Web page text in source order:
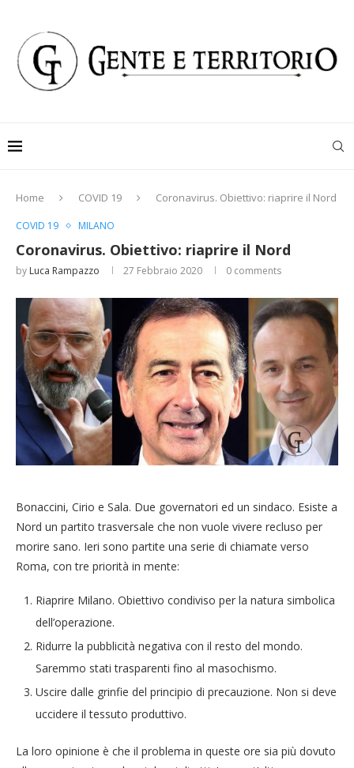
Home COVID 19 Coronavirus. Obiettivo: riaprire il Nord
COVID 19 MILANO
Coronavirus. Obiettivo: riaprire il Nord
by Luca Rampazzo 27 Febbraio 2020 0 comments
Bonaccini, Cirio e Sala. Due governatori ed un sindaco. Esiste a
Nord un partito trasversale che non vuole vivere recluso per
morire sano. Ieri sono partite una serie di chiamate verso
Roma, con tre priorità in mente:
Riaprire Milano. Obiettivo condiviso per la natura simbolica
dell’operazione.
Ridurre la pubblicità negativa con il resto del mondo.
Saremmo stati trasparenti fino al masochismo.
Uscire dalle grinfie del principio di precauzione. Non si deve
uccidere il tessuto produttivo.
La loro opinione è che il problema in queste ore sia più dovuto